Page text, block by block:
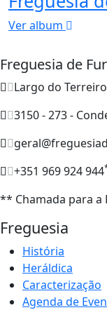
Ver album
Freguesia de
Largo do
3150 - 273 -
+351 969 924 944
** Chamada para a
Freguesia
História
Heráldica
Caracterização
Agenda de